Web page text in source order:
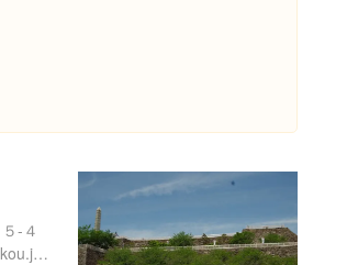
-４
http://www.yamanashi-kankou.jp/kankou/spot/p2_4404.html